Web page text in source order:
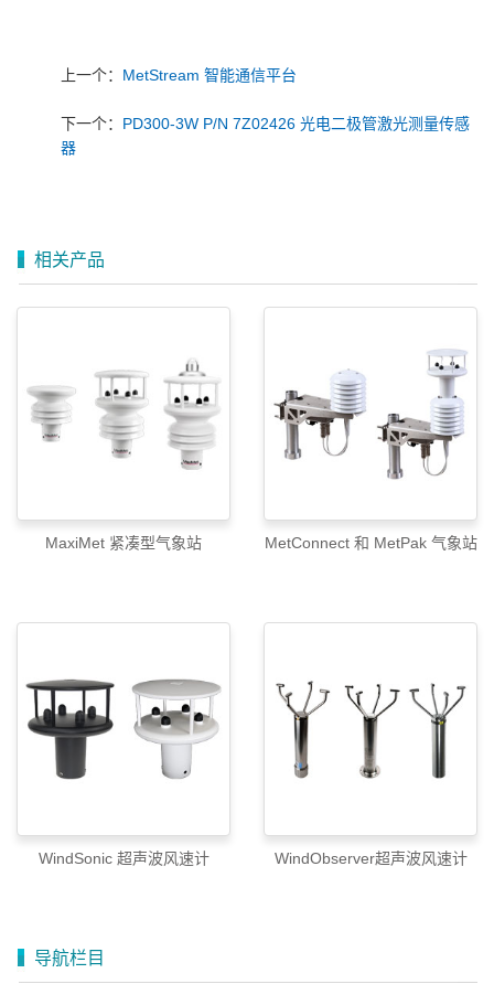
上一个： MetStream 智能通信平台
下一个： PD300-3W P/N 7Z02426 光电二极管激光测量传感
器
相关产品
MaxiMet 紧凑型气象站 MetConnect 和 MetPak 气象站
WindSonic 超声波风速计 WindObserver超声波风速计
导航栏目